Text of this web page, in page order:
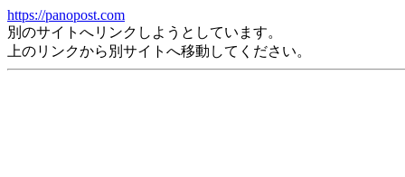
https://panopost.com
別のサイトへリンクしようとしています。
上のリンクから別サイトへ移動してください。